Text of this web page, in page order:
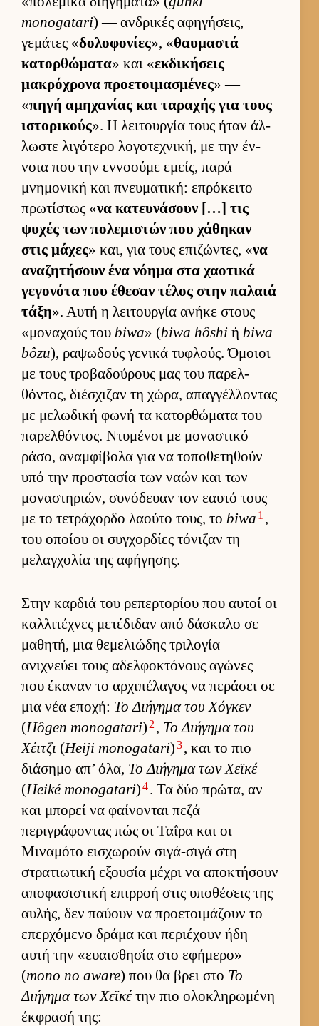
monogatari) — αν­δρικές αφηγήσεις,
γεμάτες «δολοφονίες», «θαυ­μαστά
κατορ­θώματα» και «εκ­δικήσεις
μακρόχρονα προε­τοι­μασμένες» —
«πηγή αμηχανίας και ταραχής για τους
ιστορικούς». Η λει­τουρ­γία τους ήταν άλ­
λωστε λιγότερο λογοτεχνική, με την έν­
νοια που την εν­νοούμε εμείς, παρά
μνημονική και πνευ­ματική: επρόκειτο
πρωτίστως «να κατευ­νάσουν […] τις
ψυχές των πολεμιστών που χάθηκαν
στις μάχες» και, για τους επιζώντες, «να
αναζητήσουν ένα νόημα στα χαοτικά
γεγονότα που έθεσαν τέλος στην παλαιά
τάξη». Αυτή η λει­τουρ­γία ανήκε στους
«μοναχούς του biwa» (biwa hôshi ή biwa
bôzu), ραψωδούς γενικά τυφλούς. Όμοιοι
με τους τροβαδού­ρους μας του παρελ­
θόντος, διέσχιζαν τη χώρα, απαγ­γέλ­λοντας
με μελωδική φωνή τα κατορ­θώματα του
παρελ­θόντος. Ντυμένοι με μοναστικό
ράσο, αναμ­φίβολα για να τοποθετηθούν
υπό την προστασία των ναών και των
μοναστηριών, συνόδευαν τον εαυτό τους
με το τετράχορδο λαούτο τους, το biwa 1 ,
του οποίου οι συγ­χορ­δίες τόνιζαν τη
μελαγ­χολία της αφήγησης.
Στην καρ­διά του ρεπερ­τορίου που αυ­τοί οι
καλ­λιτέχνες μετέδιδαν από δάσκαλο σε
μαθητή, μια θεμελιώδης τριλογία
ανιχνεύει τους αδελ­φοκτόνους αγώνες
που έκαναν το αρ­χιπέλαγος να περάσει σε
μια νέα εποχή: Το Διήγημα του Χόγκεν
(Hôgen monogatari) 2 , Το Διήγημα του
Χέιτζι (Heiji monogatari)3, και το πιο
διάσημο απ’ όλα, Το Διήγημα των Χεϊκέ
(Heiké monogatari)4. Τα δύο πρώτα, αν
και μπορεί να φαί­νονται πεζά
περιγράφοντας πώς οι Ταΐρα και οι
Μιναμότο ει­σχωρούν σιγά-σιγά στη
στρατιω­τική εξου­σία μέχρι να αποκτήσουν
αποφασιστική επιρ­ροή στις υποθέσεις της
αυ­λής, δεν παύ­ουν να προε­τοι­μάζουν το
επερ­χόμενο δράμα και περιέχουν ήδη
αυτή την «ευαι­σθησία στο εφήμερο»
(mono no aware) που θα βρει στο Το
Διήγημα των Χεϊκέτην πιο ολοκληρωμένη
έκ­φρασή της: